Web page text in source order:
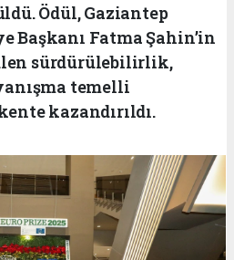
Ödül, Gaziantep
Başkanı Fatma Şahin’in
sürdürülebilirlik,
temelli
kazandırıldı.